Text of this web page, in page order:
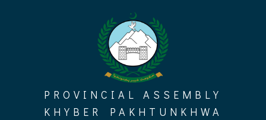
PROVINCIAL ASSEMBLY
KHYBER PAKHTUNKHWA